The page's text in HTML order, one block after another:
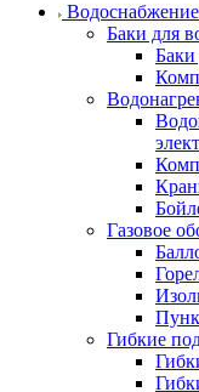
Баки для
Баки
Газовое
Гибкие